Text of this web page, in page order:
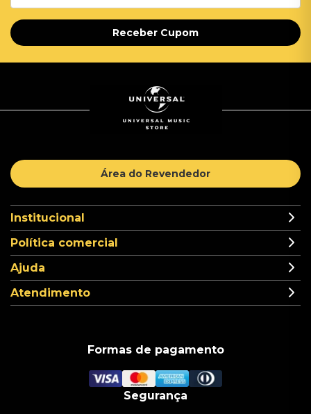
Receber Cupom
Área do Revendedor
Institucional
Política comercial
Ajuda
Atendimento
Formas de pagamento
Segurança